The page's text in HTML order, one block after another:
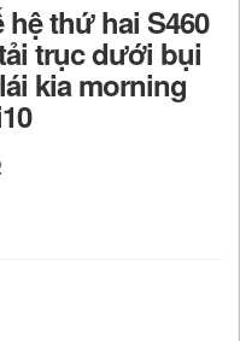
hệ thứ hai S460
trục dưới bụi
kia morning